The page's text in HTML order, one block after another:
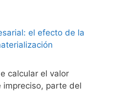
calcular el valor
impreciso, parte del